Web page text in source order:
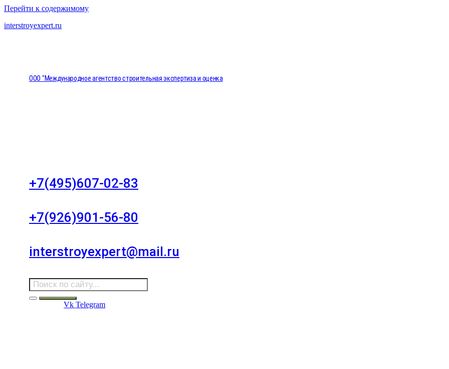
Перейти к содержимому
interstroyexpert.ru
ООО "Международное агентство строительная экспертиза и оценка
+7(495)607-02-83
+7(926)901-56-80
interstroyexpert@mail.ru
Vk Telegram